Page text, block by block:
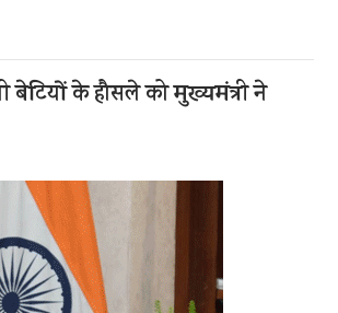
के हौसले को मुख्यमंत्री ने